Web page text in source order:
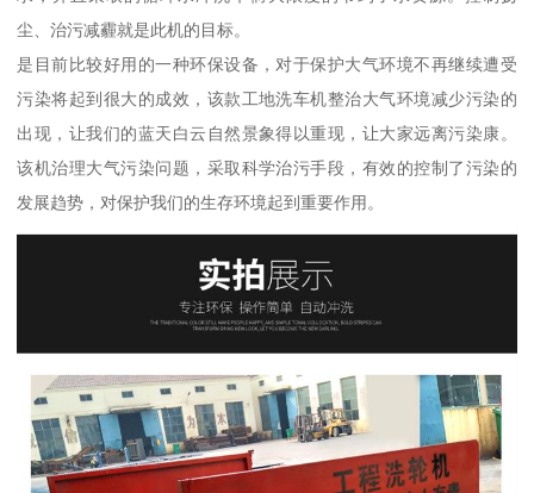
尘、治污减霾就是此机的目标。
是目前比较好用的一种环保设备，对于保护大气环境不再继续遭受
污染将起到很大的成效，该款工地洗车机整治大气环境减少污染的
出现，让我们的蓝天白云自然景象得以重现，让大家远离污染康。
该机治理大气污染问题，采取科学治污手段，有效的控制了污染的
发展趋势，对保护我们的生存环境起到重要作用。